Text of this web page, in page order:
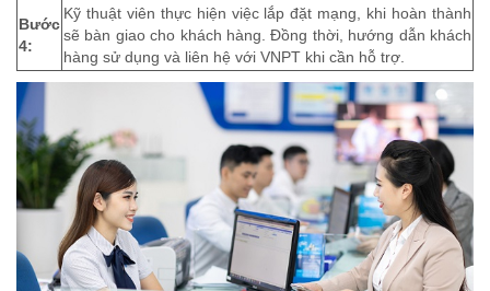
Bước
4:
Kỹ thuật viên thực hiện việc lắp đặt mạng, khi hoàn thành
sẽ bàn giao cho khách hàng. Đồng thời, hướng dẫn khách
hàng sử dụng và liên hệ với VNPT khi cần hỗ trợ.